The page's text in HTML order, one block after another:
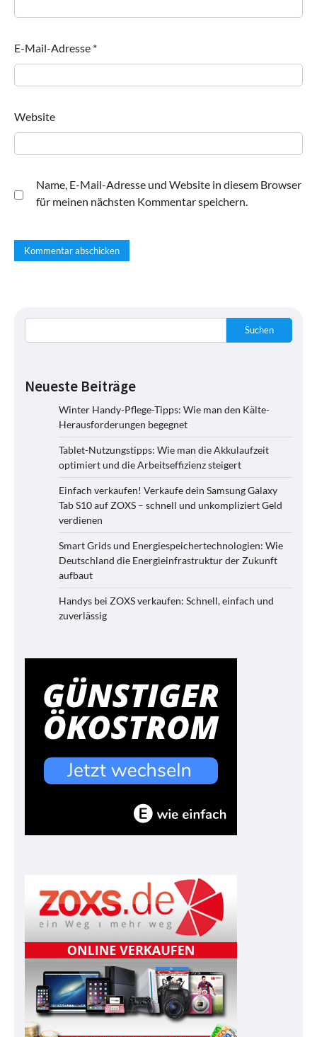
E-Mail-Adresse *
Website
Name, E-Mail-Adresse und Website in diesem Browser
für meinen nächsten Kommentar speichern.
Suchen
Neueste Beiträge
Winter Handy-Pflege-Tipps: Wie man den Kälte-
Herausforderungen begegnet
Tablet-Nutzungstipps: Wie man die Akkulaufzeit
optimiert und die Arbeitseffizienz steigert
Einfach verkaufen! Verkaufe dein Samsung Galaxy
Tab S10 auf ZOXS – schnell und unkompliziert Geld
verdienen
Smart Grids und Energiespeichertechnologien: Wie
Deutschland die Energieinfrastruktur der Zukunft
aufbaut
Handys bei ZOXS verkaufen: Schnell, einfach und
zuverlässig